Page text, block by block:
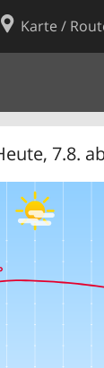
Karte /
7.8.